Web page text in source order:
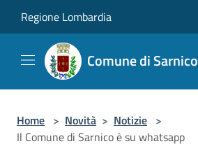
Regione Lombardia
Comune di Sarnico
Home > Novità > Notizie >
Il Comune di Sarnico è su whatsapp